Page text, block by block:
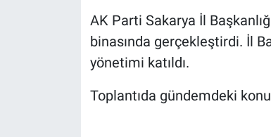
AK Parti Sakarya İl
binasında gerçekleştirdi. İl
yönetimi katıldı.
Toplantıda gündemdeki
HALK54 PANORAMA